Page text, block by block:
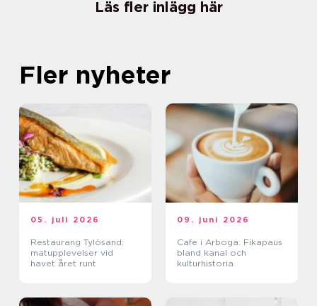
Läs fler inlägg här
Fler nyheter
05. juli 2026
Restaurang Tylösand:
matupplevelser vid
havet året runt
09. juni 2026
Cafe i Arboga: Fikapaus
bland kanal och
kulturhistoria